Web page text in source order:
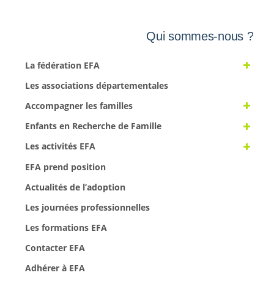
Qui sommes-nous ?
La fédération EFA
Les associations départementales
Accompagner les familles
Enfants en Recherche de Famille
Les activités EFA
EFA prend position
Actualités de l’adoption
Les journées professionnelles
Les formations EFA
Contacter EFA
Adhérer à EFA